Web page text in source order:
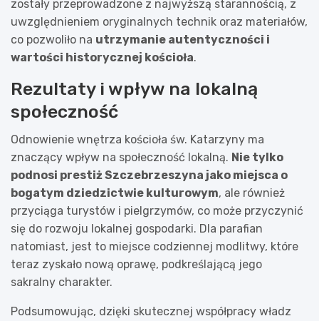
zostały przeprowadzone z najwyższą starannością, z
uwzględnieniem oryginalnych technik oraz materiałów,
co pozwoliło na utrzymanie autentyczności i
wartości historycznej kościoła.
Rezultaty i wpływ na lokalną
społeczność
Odnowienie wnętrza kościoła św. Katarzyny ma
znaczący wpływ na społeczność lokalną. Nie tylko
podnosi prestiż Szczebrzeszyna jako miejsca o
bogatym dziedzictwie kulturowym, ale również
przyciąga turystów i pielgrzymów, co może przyczynić
się do rozwoju lokalnej gospodarki. Dla parafian
natomiast, jest to miejsce codziennej modlitwy, które
teraz zyskało nową oprawę, podkreślającą jego
sakralny charakter.
Podsumowując, dzięki skutecznej współpracy władz